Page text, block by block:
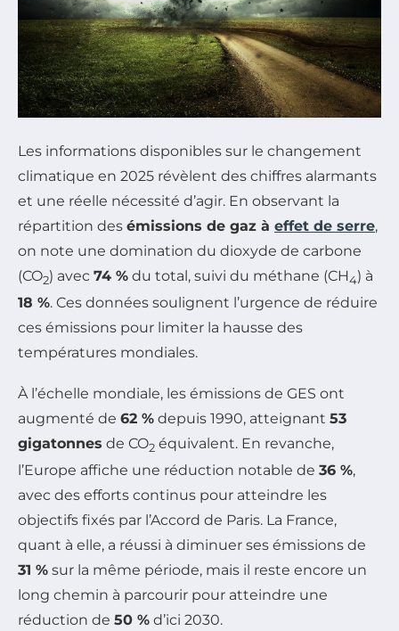
Les informations disponibles sur le changement
climatique en 2025 révèlent des chiffres alarmants
et une réelle nécessité d’agir. En observant la
répartition des émissions de gaz à effet de serre,
on note une domination du dioxyde de carbone
(CO2) avec 74 % du total, suivi du méthane (CH4) à
18 %. Ces données soulignent l’urgence de réduire
ces émissions pour limiter la hausse des
températures mondiales.
À l’échelle mondiale, les émissions de GES ont
augmenté de 62 % depuis 1990, atteignant 53
gigatonnes de CO2 équivalent. En revanche,
l’Europe affiche une réduction notable de 36 %,
avec des efforts continus pour atteindre les
objectifs fixés par l’Accord de Paris. La France,
quant à elle, a réussi à diminuer ses émissions de
31 % sur la même période, mais il reste encore un
long chemin à parcourir pour atteindre une
réduction de 50 % d’ici 2030.